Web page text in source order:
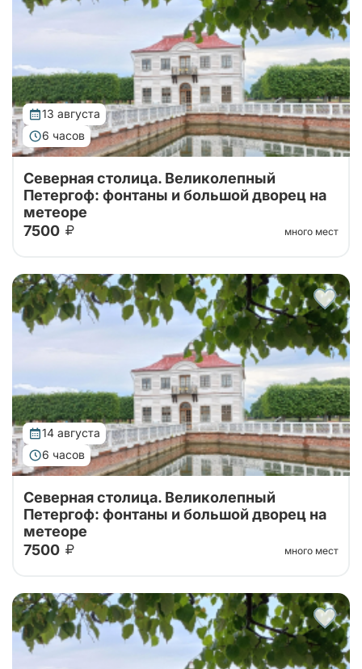
13 августа
6 часов
Петербурга в Петергоф на метеоре туда и обратно!
Поющие фонтаны с экскурсоводом, Большой
Императорский Дворец, Гроты Большого...
Северная столица. Великолепный
Петергоф: фонтаны и большой дворец на
метеоре
7500
много мест
14 августа
6 часов
Петербурга в Петергоф на метеоре туда и обратно!
Поющие фонтаны с экскурсоводом, Большой
Императорский Дворец, Гроты Большого...
Северная столица. Великолепный
Петергоф: фонтаны и большой дворец на
метеоре
7500
много мест